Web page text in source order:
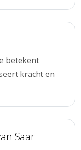
betekent
kracht en
Saar